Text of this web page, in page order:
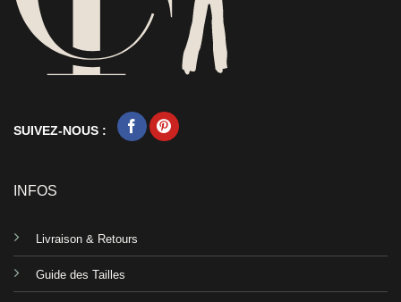
SUIVEZ-NOUS :
INFOS
Livraison & Retours
Guide des Tailles